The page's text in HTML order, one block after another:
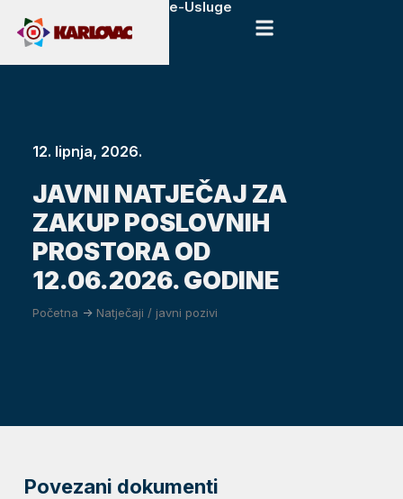
e-Usluge
12. lipnja, 2026.
JAVNI NATJEČAJ ZA
ZAKUP POSLOVNIH
PROSTORA OD
12.06.2026. GODINE
Početna -> Natječaji / javni pozivi
Povezani dokumenti